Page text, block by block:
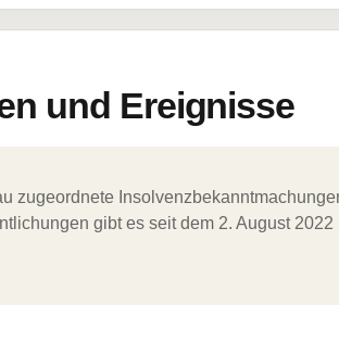
und Ereignisse
zugeordnete
gibt es seit dem 2. August